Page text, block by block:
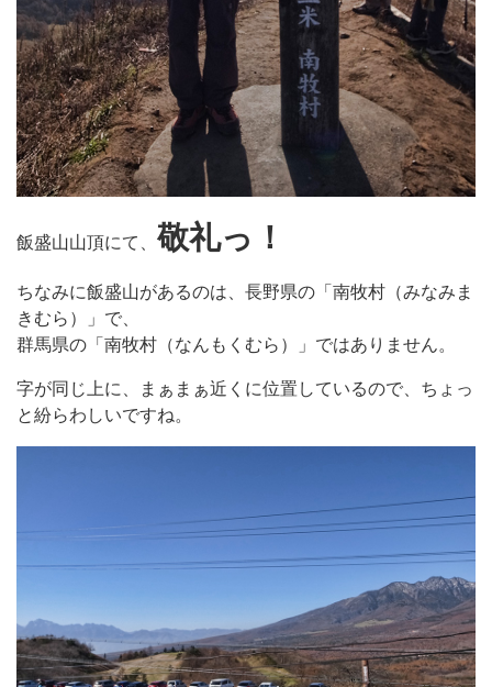
飯盛山山頂にて、 敬礼っ！
ちなみに飯盛山があるのは、長野県の「南牧村（みなみま
きむら）」で、
群馬県の「南牧村（なんもくむら）」ではありません。
字が同じ上に、まぁまぁ近くに位置しているので、ちょっ
と紛らわしいですね。